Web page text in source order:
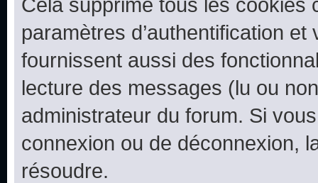
paramètres d’authentification
fournissent aussi des
lecture des messages (lu ou
administrateur du forum. Si
connexion ou de déconnexion,
résoudre.